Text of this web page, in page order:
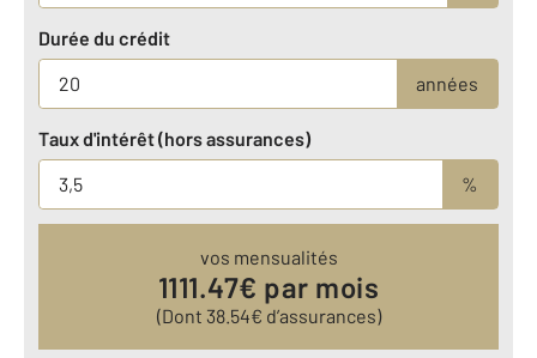
Durée du crédit
années
Taux d'intérêt (hors assurances)
%
vos mensualités
1111.47€ par mois
(Dont 38.54€ d’assurances)